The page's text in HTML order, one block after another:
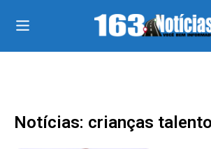
Notícias: crianças